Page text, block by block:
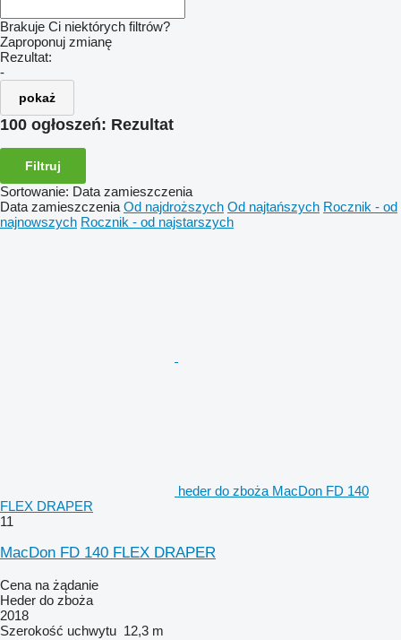
Brakuje Ci niektórych filtrów?
Zaproponuj zmianę
Rezultat:
-
pokaż
100 ogłoszeń: Rezultat
Filtruj
Sortowanie: Data zamieszczenia
Data zamieszczenia Od najdroższych Od najtańszych Rocznik - od
najnowszych Rocznik - od najstarszych
heder do zboża MacDon FD 140
FLEX DRAPER
11
MacDon FD 140 FLEX DRAPER
Cena na żądanie
Heder do zboża
2018
Szerokość uchwytu 12,3 m